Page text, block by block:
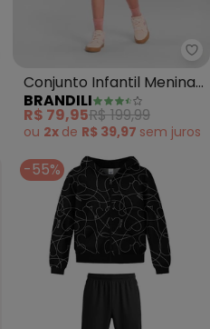
Kids - Conjunto Vichy
Conjunto Infantil Menina
(Preto)
BRANDILI
R$ 79,95R$ 199,99
ou 2x de R$ 39,97 sem juros
-55%